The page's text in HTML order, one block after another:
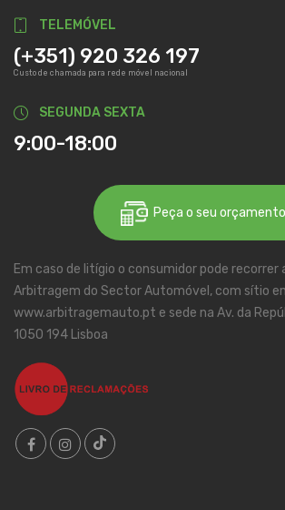
TELEMÓVEL
(+351) 920 326 197
Custo de chamada para rede móvel nacional
SEGUNDA SEXTA
9:00-18:00
Peça o seu orçamento
Em caso de litígio o consumidor pode recorrer
Arbitragem do Sector Automóvel, com sítio
www.arbitragemauto.pt e sede na Av. da
1050 194 Lisboa